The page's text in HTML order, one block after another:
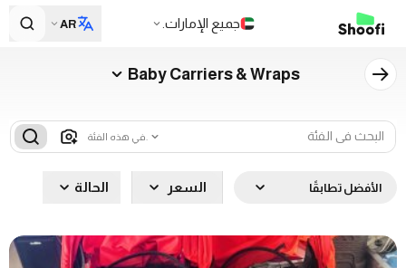
جميع الإمارات. AR
Baby Carriers & Wraps
الأفضل تطابقًا السعر الحالة